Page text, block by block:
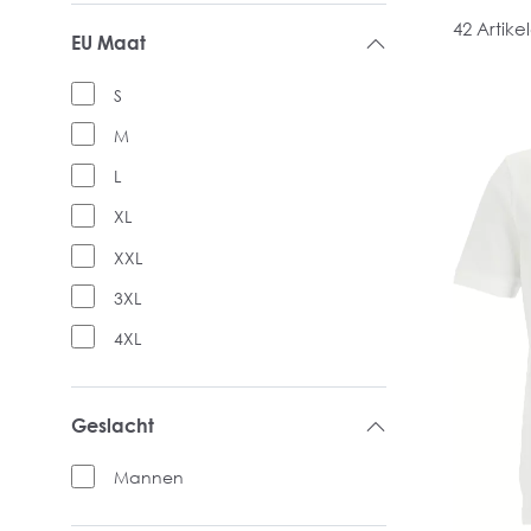
EU Maat
S
M
L
XL
XXL
3XL
4XL
Geslacht
Mannen
42